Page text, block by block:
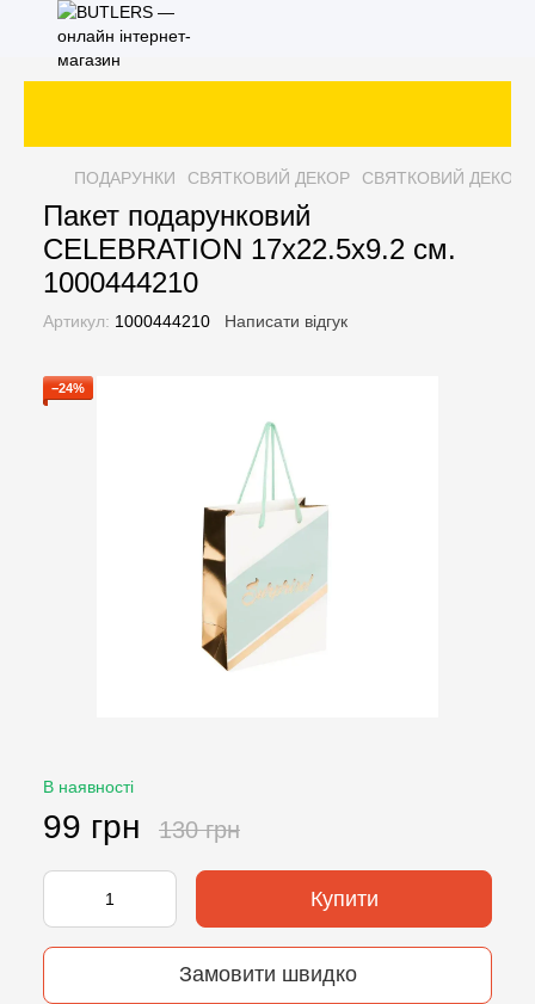
ПОДАРУНКИ СВЯТКОВИЙ ДЕКОР СВЯТКОВИЙ ДЕКОР
Пакет подарунковий
CELEBRATION 17х22.5х9.2 см.
1000444210
Артикул: 1000444210 Написати відгук
−24%
В наявності
99 грн 130 грн
Купити
Замовити швидко